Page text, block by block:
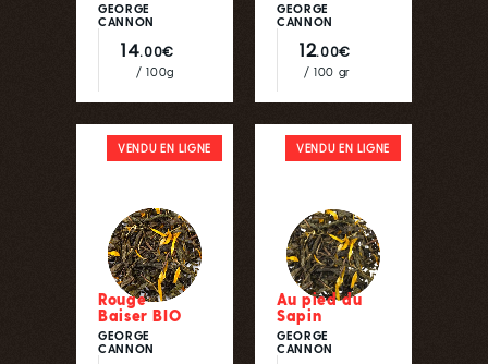
GEORGE
CANNON
14.00€
/ 100g
GEORGE
CANNON
12.00€
/ 100 gr
VENDU EN LIGNE
Rouge
Baiser BIO
GEORGE
CANNON
VENDU EN LIGNE
Au pied du
Sapin
GEORGE
CANNON